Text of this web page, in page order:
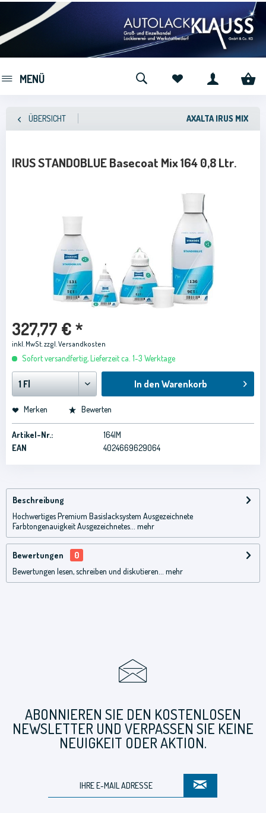
MENÜ
ÜBERSICHT AXALTA IRUS MIX
IRUS STANDOBLUE Basecoat Mix 164 0,8 Ltr.
327,77 € *
inkl. MwSt.zzgl. Versandkosten
Sofort versandfertig, Lieferzeit ca. 1-3 Werktage
In den Warenkorb
Merken Bewerten
Artikel-Nr.:
164IM
EAN
4024669629064
Beschreibung
Hochwertiges Premium Basislacksystem Ausgezeichnete
Farbtongenauigkeit Ausgezeichnetes...
mehr
Bewertungen
0
Bewertungen lesen, schreiben und diskutieren...
mehr
ABONNIEREN SIE DEN KOSTENLOSEN
NEWSLETTER UND VERPASSEN SIE KEINE
NEUIGKEIT ODER AKTION.